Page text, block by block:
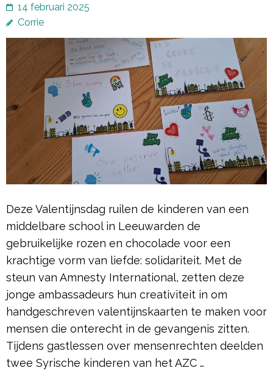
14 februari 2025
Corrie
Deze Valentijnsdag ruilen de kinderen van een
middelbare school in Leeuwarden de
gebruikelijke rozen en chocolade voor een
krachtige vorm van liefde: solidariteit. Met de
steun van Amnesty International, zetten deze
jonge ambassadeurs hun creativiteit in om
handgeschreven valentijnskaarten te maken voor
mensen die onterecht in de gevangenis zitten.
Tijdens gastlessen over mensenrechten deelden
twee Syrische kinderen van het AZC …